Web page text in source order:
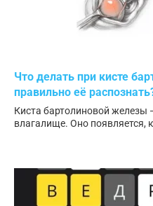
Что делать при кисте
правильно её
Киста бартолиновой железы
влагалище. Оно появляется,